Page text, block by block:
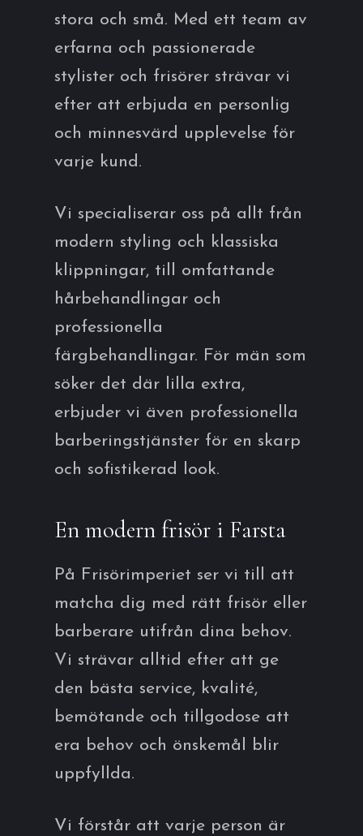
stora och små. Med ett team av
erfarna och passionerade
stylister och frisörer strävar vi
efter att erbjuda en personlig
och minnesvärd upplevelse för
varje kund.
Vi specialiserar oss på allt från
modern styling och klassiska
klippningar, till omfattande
hårbehandlingar och
professionella
färgbehandlingar. För män som
söker det där lilla extra,
erbjuder vi även professionella
barberingstjänster för en skarp
och sofistikerad look.
En modern frisör i Farsta
På Frisörimperiet ser vi till att
matcha dig med rätt frisör eller
barberare utifrån dina behov.
Vi strävar alltid efter att ge
den bästa service, kvalité,
bemötande och tillgodose att
era behov och önskemål blir
uppfyllda.
Vi förstår att varje person är